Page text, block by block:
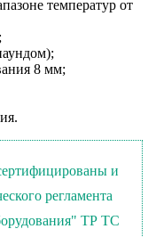
температур от
8 мм;
и
регламента
ТР ТС